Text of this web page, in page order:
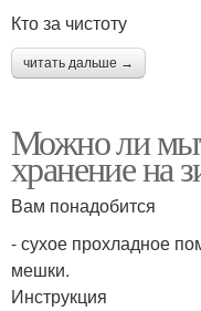
Кто за чистоту
читать дальше →
Можно ли
хранение на
Вам понадобится
- сухое прохладное
мешки.
Инструкция